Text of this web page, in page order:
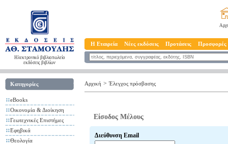
Ηλεκτρονικό βιβλιοπωλείο
εκδόσεις βιβλίων
Η Εταιρεία Νέες εκδόσεις Προτάσεις Προσφορές
Κατηγορίες
eBooks
Οικονομία & Διοίκηση
Γεωτεχνικές Επιστήμες
Εφηβικά
Θεολογία
Αρχική > Έλεγχος πρόσβασης
Είσοδος Μέλους
Διεύθυνση Email